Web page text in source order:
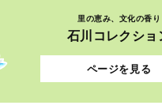
里の恵み、文化の香り
石川コレクショ
ページを見る